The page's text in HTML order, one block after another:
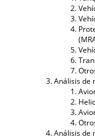
Análisis de
Análisis de